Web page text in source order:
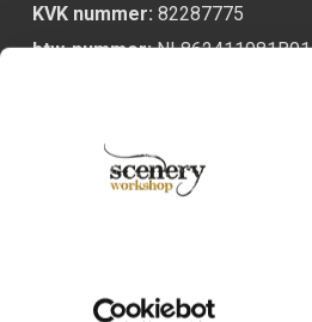
KVK nummer: 82287775
btw-nummer:NL862411981B01